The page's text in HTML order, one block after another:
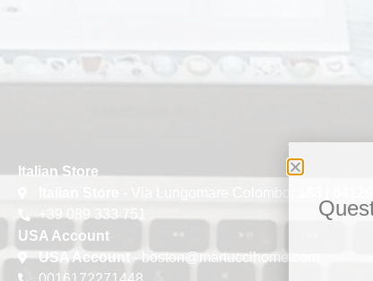
Italian Store
+39 089 333 751
USA Account
USA Account- boston@martuccihome.com